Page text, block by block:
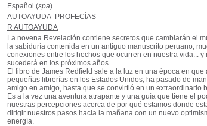
Español (spa)
AUTOAYUDA PROFECÍAS
R AUTOAYUDA
La novena Revelación contiene secretos que cambiarán el
la sabiduría contenida en un antiguo manuscrito peruano,
conexiones entre los hechos que ocurren en nuestra vida... y
sucederá en los próximos años.
El libro de James Redfield sale a la luz en una época en que
pequeñas librerías en los Estados Unidos, ha pasado de
amigo en amigo, hasta que se convirtió en un extraordinario
Es a la vez una aventura atrapante y una guía que tiene el
nuestras percepciones acerca de por qué estamos donde
dirigir nuestros pasos hacia la mañana con un nuevo
energía.